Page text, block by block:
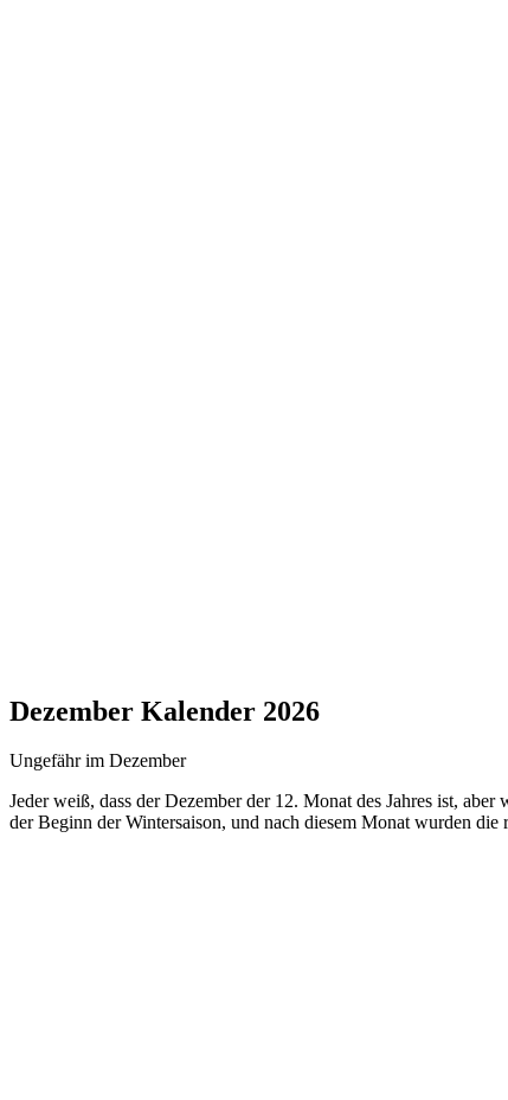
Dezember Kalender 2026
Ungefähr im Dezember
Jeder weiß, dass der Dezember der 12. Monat des Jahres ist,
der Beginn der Wintersaison, und nach diesem Monat wurden